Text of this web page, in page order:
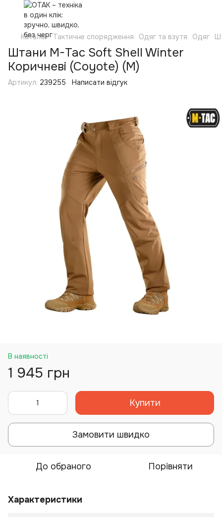
Каталог Тактичне спорядження Одяг та взутя Одяг
Штани M-Tac Soft Shell Winter
Коричневі (Coyote) (M)
Артикул: 239255 Написати відгук
В наявності
1 945 грн
Купити
Замовити швидко
До обраного Порівняти
Характеристики